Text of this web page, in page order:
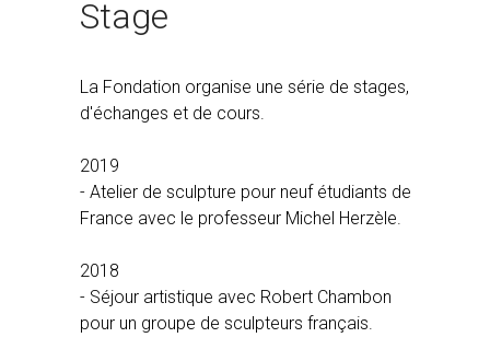
Stage
La Fondation organise une série de stages,
d'échanges et de cours.
2019
- Atelier de sculpture pour neuf étudiants de
France avec le professeur Michel Herzèle.
2018
- Séjour artistique avec Robert Chambon
pour un groupe de sculpteurs français.